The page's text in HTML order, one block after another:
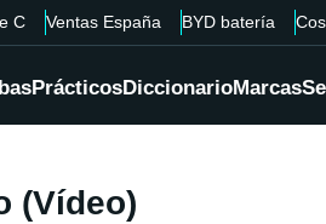
C Ventas España BYD batería
PrácticosDiccionarioMarcas
(Vídeo)